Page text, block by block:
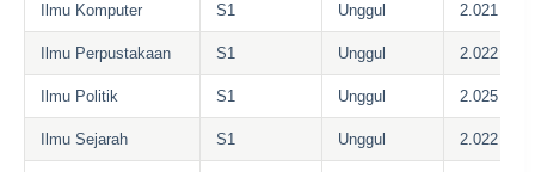
Ilmu Komputer S1 Unggul 2.021
Ilmu Perpustakaan S1 Unggul 2.022
Ilmu Politik S1 Unggul 2.025
Ilmu Sejarah S1 Unggul 2.022